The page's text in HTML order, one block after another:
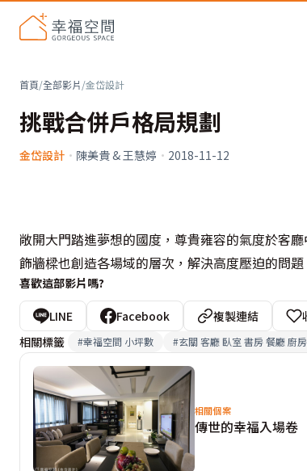
首頁/全部影片/金岱設計
挑戰合併戶格局規劃
金岱設計 · 陳美貴 & 王慧婷 · 2018-11-12
敞開大門踏進夢想的國度，尊貴雍容的氣度於客
飾牆樑也創造各場域的層次，解決高度壓迫的問題
喜歡這部影片嗎?
LINE Facebook 複製連結
相關標籤
#幸福空間 小坪數 #玄關 客廳 臥室 書房 餐廳 廚
相關個案
傳世的幸福入場卷